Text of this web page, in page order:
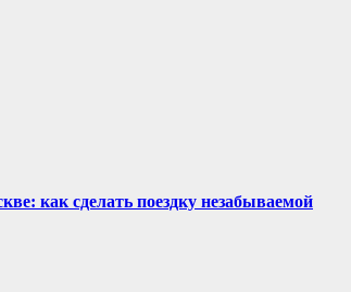
как сделать поездку незабываемой